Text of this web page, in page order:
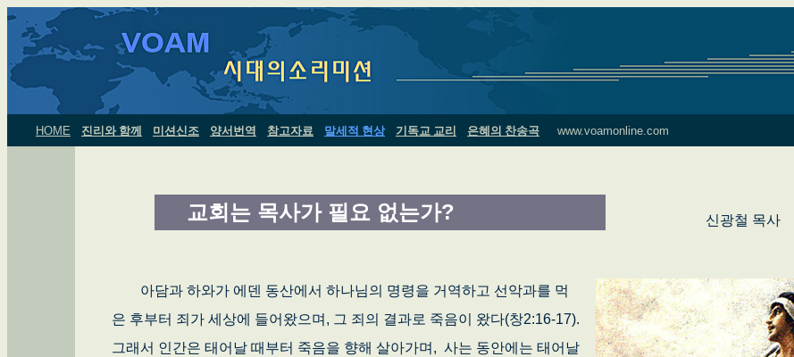
HOME 진리와 함께 미션신조 양서번역 참고자료 말세적 현상 기독교 교리 은혜의 찬송곡 www.voamonline.com
교회는 목사가 필요 없는가? 신광철 목사
아담과 하와가 에덴 동산에서 하나님의 명령을 거역하고 선악과를 먹
은 후부터 죄가 세상에 들어왔으며, 그 죄의 결과로 죽음이 왔다(창2:16-17).
그래서 인간은 태어날 때부터 죽음을 향해 살아가며, 사는 동안에는 태어날